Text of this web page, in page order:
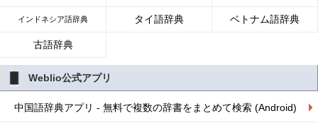
インドネシア語辞典 タイ語辞典 ベトナム語辞典
古語辞典
Weblio公式アプリ
中国語辞典アプリ - 無料で複数の辞書をまとめて検索 (Android)